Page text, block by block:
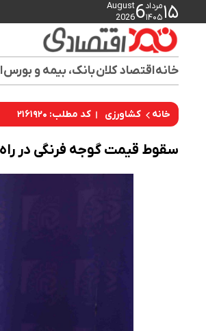
۱۵مرداد
۱۴۰۵6
August
2026
خانهاقتصاد کلانبانک، بیمه و بورس
خانه کشاورزی کد مطلب: ۲۱۶۱۹۲۰
سقوط قیمت گوجه فرنگی در راه است/